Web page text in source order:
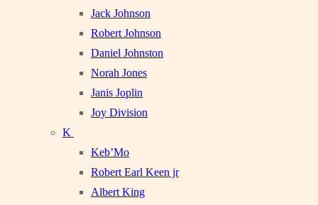
Jack Johnson
Robert Johnson
Daniel Johnston
Norah Jones
Janis Joplin
Joy Division
K
Keb’Mo
Robert Earl Keen jr
Albert King